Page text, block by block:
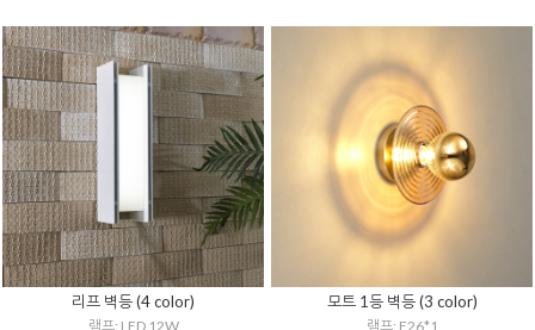
리프 벽등 (4 color)
램프: LED 12W
모트 1등 벽등 (3 color)
램프: E26*1